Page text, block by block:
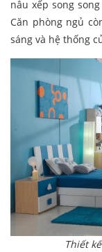
nâu xếp song
Căn phòng ngủ
sáng và hệ thống
Thiết